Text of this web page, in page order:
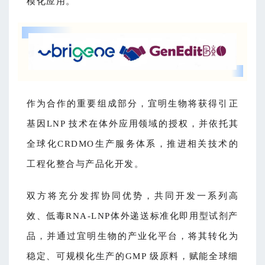
作为合作的重要组成部分，宜明生物将获得引正
基因LNP 技术在体外应用领域的授权，并依托其
全球化CRDMO生产服务体系，推进相关技术的
工程化整合与产品化开发。
双方将充分发挥协同优势，共同开发一系列高
效、低毒RNA-LNP体外递送标准化即用型试剂产
品，并通过宜明生物的产业化平台，将其转化为
稳定、可规模化生产的GMP 级原料，赋能全球细